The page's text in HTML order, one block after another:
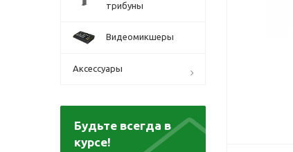
трибуны
Видеомикшеры
Аксессуары
Будьте всегда в
курсе!